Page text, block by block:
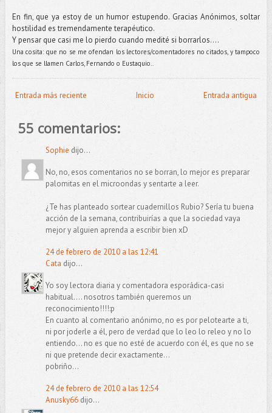
En fin, que ya estoy de un humor estupendo. Gracias Anónimos, soltar
hostilidad es tremendamente terapéutico.
Y pensar que casi me lo pierdo cuando medité si borrarlos....
Una cosita: que no se me ofendan los lectores/comentadores no citados, y tampoco
los que se llamen Carlos, Fernando o Eustaquio..
Entrada más reciente Entrada antigua
Inicio
55 comentarios:
Sophie dijo...
No, no, esos comentarios no se borran, lo mejor es preparar
palomitas en el microondas y sentarte a leer.
¿Te has planteado sortear cuadernillos Rubio? Sería tu buena
acción de la semana, contribuirías a que la sociedad vaya
mejor y alguien aprenda a escribir bien xD
24 de febrero de 2010 a las 12:41
Cata dijo...
Yo soy lectora diaria y comentadora esporádica-casi
habitual.... nosotros también queremos un
reconocimiento!!!!:p
En cuanto al comentario anónimo, no es por pelotearte a ti,
ni por joderle a él, pero de verdad que lo leo lo releo y no lo
entiendo... no es que no esté de acuerdo con él, es que no se
ni que pretende decir exactamente...
pobriño...
24 de febrero de 2010 a las 12:54
Anusky66dijo...